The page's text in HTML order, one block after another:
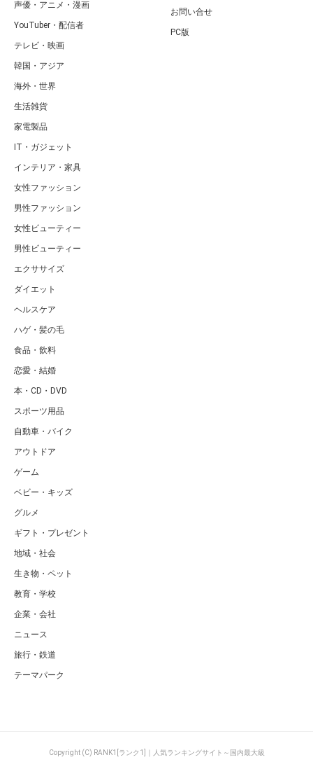
声優・アニメ・漫画
YouTuber・配信者
テレビ・映画
韓国・アジア
海外・世界
生活雑貨
家電製品
IT・ガジェット
インテリア・家具
女性ファッション
男性ファッション
女性ビューティー
男性ビューティー
エクササイズ
ダイエット
ヘルスケア
ハゲ・髪の毛
食品・飲料
恋愛・結婚
本・CD・DVD
スポーツ用品
自動車・バイク
アウトドア
ゲーム
ベビー・キッズ
グルメ
ギフト・プレゼント
地域・社会
生き物・ペット
教育・学校
企業・会社
ニュース
旅行・鉄道
テーマパーク
お問い合せ
PC版
Copyright (C) RANK1[ランク1]｜人気ランキングサイト～国内最大級